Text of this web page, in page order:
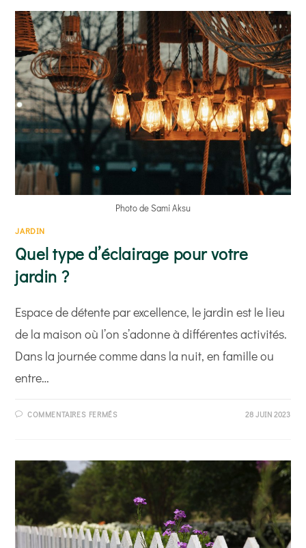
PERGOLA
DE
JARDIN
Photo de Sami Aksu
JARDIN
Quel type d’éclairage pour votre
jardin ?
Espace de détente par excellence, le jardin est le lieu
de la maison où l’on s’adonne à différentes activités.
Dans la journée comme dans la nuit, en famille ou
entre…
COMMENTAIRES FERMÉSSUR
VOTRE
JARDIN
?
28 JUIN 2023